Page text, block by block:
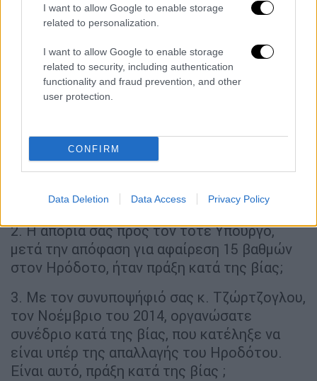
I want to allow Google to enable storage
related to personalization.
I want to allow Google to enable storage
related to security, including authentication
functionality and fraud prevention, and other
user protection.
CONFIRM
Data Deletion Data Access Privacy Policy
ΣΥΡΙΖΑ καλύπτει τον Σαββίδη. Δεν το
άντεξα τότε. Βγήκα και τους έδειξα την
φωτογραφία αυτή με τον Αυγενάκη».
Η ανοιχτή επιστολή που έστειλα στον
κ. Αυγενάκη, ερωτά τον Υφυπουργό:
Πρόεδρο και τον Γεν. Αρχηγό του Ηροδότου,
στα γραφεία της ΕΠΟ, λίγες ημέρες μετά τον
παρέμβαση, κατά της βίας ;
2. Η απορία σας προς τον τότε Υπουργό,
μετά την απόφαση για αφαίρεση 15 βαθμών
στον Ηρόδοτο, ήταν πράξη κατά της βίας;
3. Με τον συνυποψήφιό σας κ. Τζώρτζογλου,
τον Νοέμβριο του 2014, οργανώσατε
συνέδριο κατά της βίας, που κατέληξε να
είναι υπέρ της απαλλαγής του Ηροδότου.
Είναι αυτό, πράξη κατά της βίας ;